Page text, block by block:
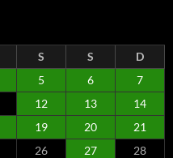
S S
D
5 6
7
12 13
14
19 20
21
26 27
28